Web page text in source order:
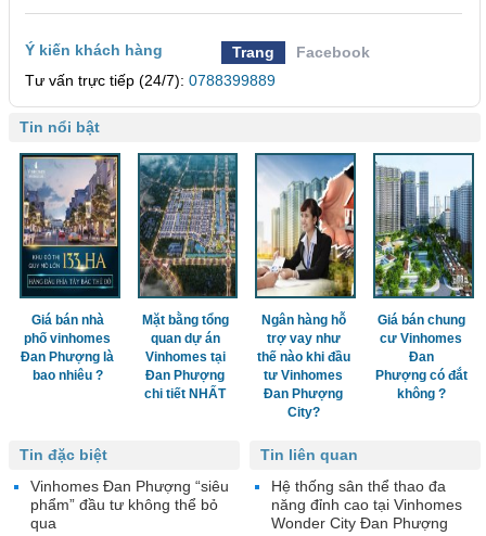
Ý kiến khách hàng Trang
Facebook
Tư vấn trực tiếp (24/7): 0788399889
Tin nổi bật
Giá bán nhà
phố vinhomes
Đan Phượng là
bao nhiêu ?
Mặt bằng tổng
quan dự án
Vinhomes tại
Đan Phượng
chi tiết NHẤT
Ngân hàng hỗ
trợ vay như
thế nào khi đầu
tư Vinhomes
Đan Phượng
City?
Giá bán chung
cư Vinhomes
Đan
Phượng có đắt
không ?
Tin liên quan
Hệ thống sân thể thao đa
năng đỉnh cao tại Vinhomes
Wonder City Đan Phượng
Tin đặc biệt
Vinhomes Đan Phượng “siêu
phẩm” đầu tư không thể bỏ
qua